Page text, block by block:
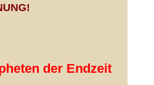
der Endzeit